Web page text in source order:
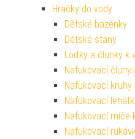
Hračky do vody
Dětské bazénky
Dětské stany
Loďky a člunky k
Nafukovací čluny
Nafukovací kruhy
Nafukovací
Nafukovací míče
Nafukovací